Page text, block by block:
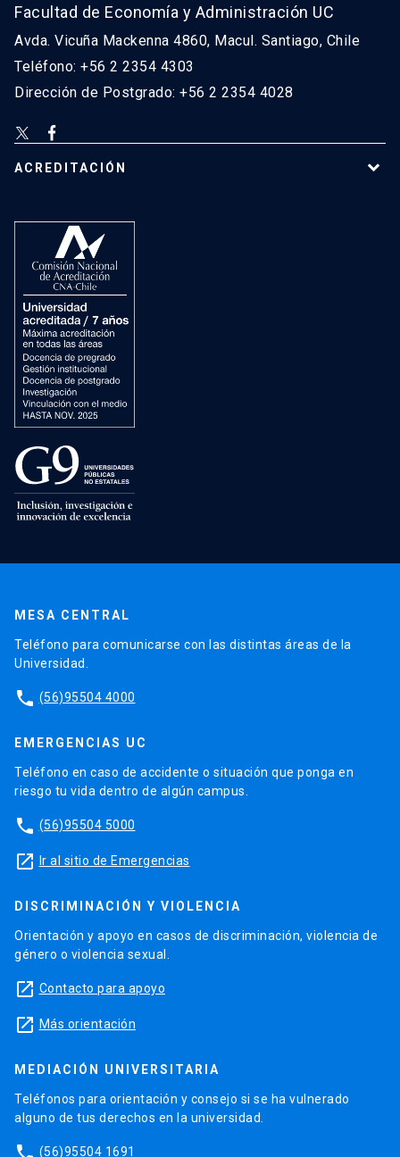
Facultad de Economía y Administración UC
Avda. Vicuña Mackenna 4860, Macul. Santiago, Chile
Teléfono: +56 2 2354 4303
Dirección de Postgrado: +56 2 2354 4028
ACREDITACIÓN
MESA CENTRAL
Teléfono para comunicarse con las distintas áreas de la
Universidad.
phone (56)95504 4000
EMERGENCIAS UC
Teléfono en caso de accidente o situación que ponga en
riesgo tu vida dentro de algún campus.
phone (56)95504 5000
launch Ir al sitio de Emergencias
DISCRIMINACIÓN Y VIOLENCIA
Orientación y apoyo en casos de discriminación, violencia de
género o violencia sexual.
launch Contacto para apoyo
launch Más orientación
MEDIACIÓN UNIVERSITARIA
Teléfonos para orientación y consejo si se ha vulnerado
alguno de tus derechos en la universidad.
(56)95504 1691